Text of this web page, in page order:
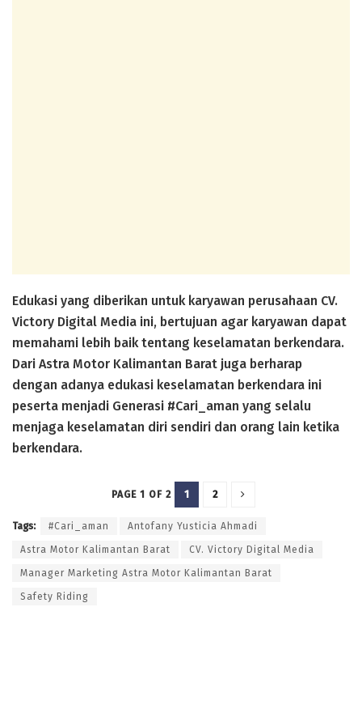
Edukasi yang diberikan untuk karyawan perusahaan CV.
Victory Digital Media ini, bertujuan agar karyawan dapat
memahami lebih baik tentang keselamatan berkendara.
Dari Astra Motor Kalimantan Barat juga berharap
dengan adanya edukasi keselamatan berkendara ini
peserta menjadi Generasi #Cari_aman yang selalu
menjaga keselamatan diri sendiri dan orang lain ketika
berkendara.
PAGE 1 OF 2 1 2
Tags: #Cari_aman Antofany Yusticia Ahmadi
Astra Motor Kalimantan Barat CV. Victory Digital Media
Manager Marketing Astra Motor Kalimantan Barat
Safety Riding